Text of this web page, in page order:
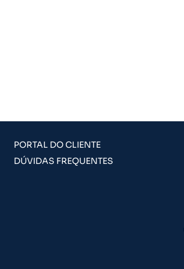
PORTAL DO CLIENTE
DÚVIDAS FREQUENTES